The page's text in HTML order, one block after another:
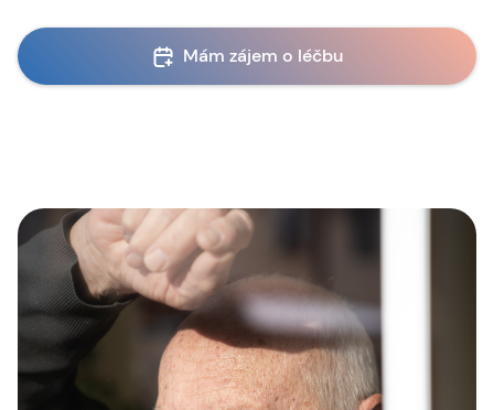
Mám zájem o léčbu